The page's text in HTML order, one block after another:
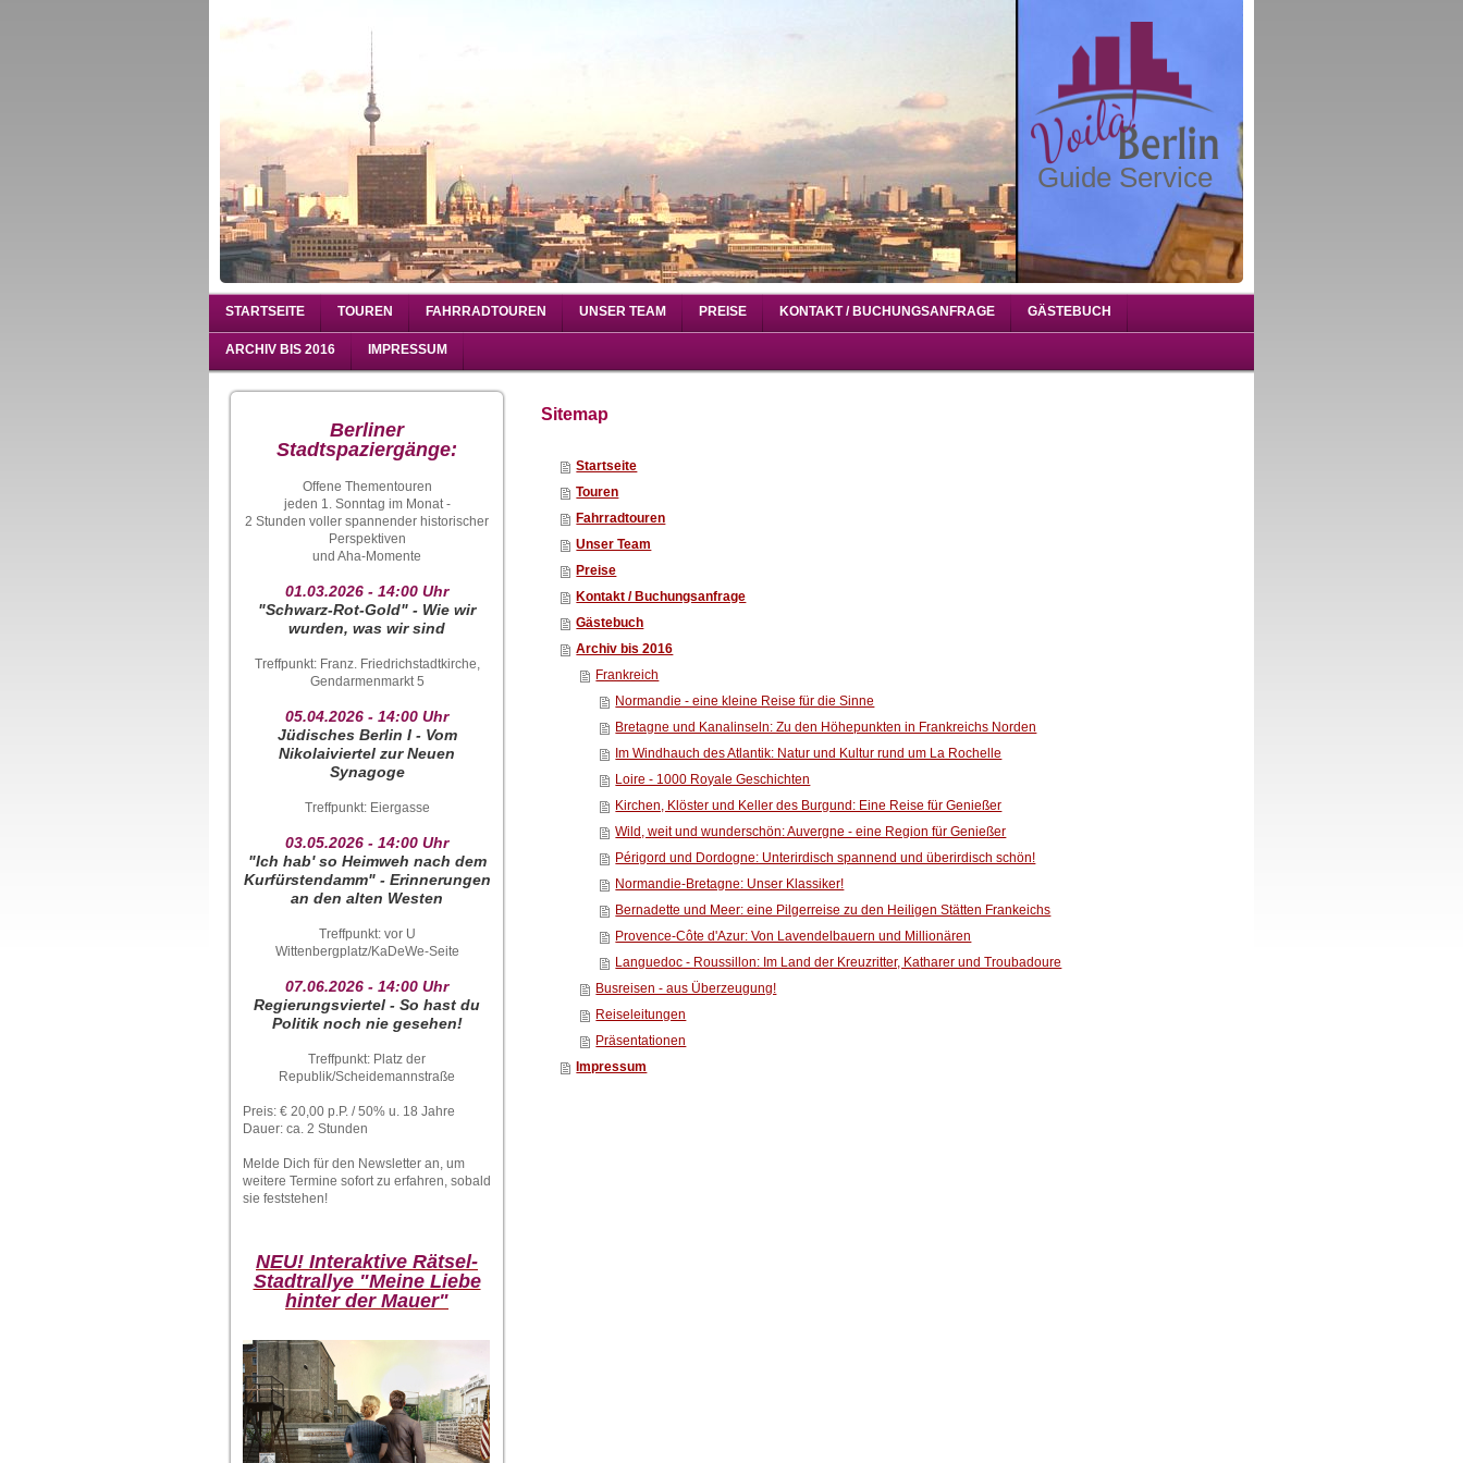
Guide Service
STARTSEITE TOUREN FAHRRADTOUREN UNSER TEAM PREISE KONTAKT / BUCHUNGSANFRAGE GÄSTEBUCH
ARCHIV BIS 2016 IMPRESSUM
Berliner
Stadtspaziergänge:
Offene Thementouren
jeden 1. Sonntag im Monat -
2 Stunden voller spannender historischer
Perspektiven
und Aha-Momente
01.03.2026 - 14:00 Uhr
"Schwarz-Rot-Gold" - Wie wir
wurden, was wir sind
Treffpunkt: Franz. Friedrichstadtkirche,
Gendarmenmarkt 5
05.04.2026 - 14:00 Uhr
Jüdisches Berlin I - Vom
Nikolaiviertel zur Neuen
Synagoge
Treffpunkt: Eiergasse
03.05.2026 - 14:00 Uhr
"Ich hab' so Heimweh nach dem
Kurfürstendamm" - Erinnerungen
an den alten Westen
Treffpunkt: vor U
Wittenbergplatz/KaDeWe-Seite
07.06.2026 - 14:00 Uhr
Regierungsviertel - So hast du
Politik noch nie gesehen!
Treffpunkt: Platz der
Republik/Scheidemannstraße
Preis: € 20,00 p.P. / 50% u. 18 Jahre
Dauer: ca. 2 Stunden
Melde Dich für den Newsletter an, um
weitere Termine sofort zu erfahren, sobald
sie feststehen!
NEU! Interaktive Rätsel-
Stadtrallye "Meine Liebe
hinter der Mauer"
Sitemap
Startseite
Touren
Fahrradtouren
Unser Team
Preise
Kontakt / Buchungsanfrage
Gästebuch
Archiv bis 2016
Frankreich
Normandie - eine kleine Reise für die Sinne
Bretagne und Kanalinseln: Zu den Höhepunkten in Frankreichs Norden
Im Windhauch des Atlantik: Natur und Kultur rund um La Rochelle
Loire - 1000 Royale Geschichten
Kirchen, Klöster und Keller des Burgund: Eine Reise für Genießer
Wild, weit und wunderschön: Auvergne - eine Region für Genießer
Périgord und Dordogne: Unterirdisch spannend und überirdisch schön!
Normandie-Bretagne: Unser Klassiker!
Bernadette und Meer: eine Pilgerreise zu den Heiligen Stätten Frankeichs
Provence-Côte d'Azur: Von Lavendelbauern und Millionären
Languedoc - Roussillon: Im Land der Kreuzritter, Katharer und Troubadoure
Busreisen - aus Überzeugung!
Reiseleitungen
Präsentationen
Impressum